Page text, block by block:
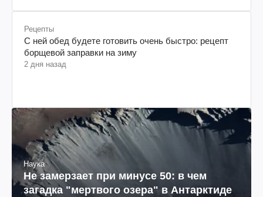
Рецепты
С ней обед будете готовить очень быстро: рецепт
борщевой заправки на зиму
2 дня назад
Наука
Не замерзает при минусе 50: в чем
загадка "мертвого озера" в Антарктиде